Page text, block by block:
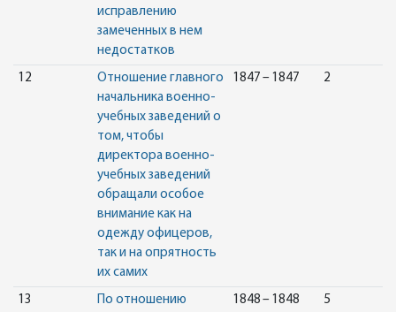
исправлению
замеченных в нем
недостатков
12
Отношение главного
начальника военно-
учебных заведений о
том, чтобы
директора военно-
учебных заведений
обращали особое
внимание как на
одежду офицеров,
так и на опрятность
их самих
1847 – 1847 2
13
По отношению
1848 – 1848 5